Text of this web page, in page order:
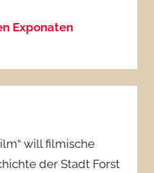
Exponaten
will filmische
der Stadt Forst